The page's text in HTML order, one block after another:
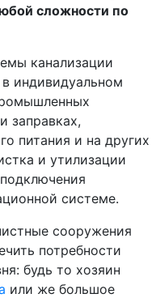
сложности по
канализации
индивидуальном
заправках,
питания и на других
и утилизации
системе.
сооружения
потребности
будь то хозяин
или же большое